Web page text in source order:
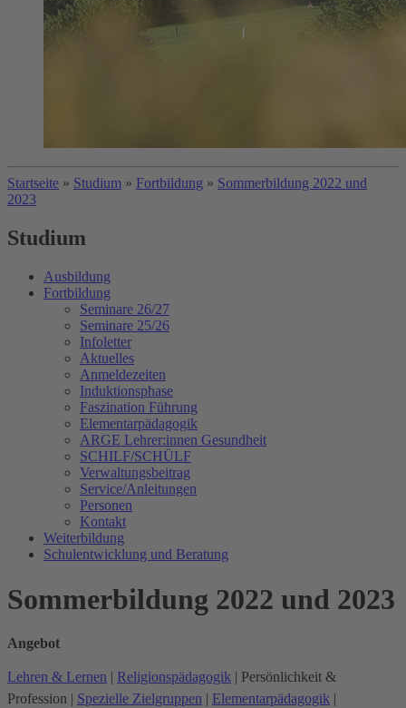
Startseite » Studium » Fortbildung » Sommerbildung 2022 und
2023
Studium
Ausbildung
Fortbildung
Seminare 26/27
Seminare 25/26
Infoletter
Aktuelles
Anmeldezeiten
Induktionsphase
Faszination Führung
Elementarpädagogik
ARGE Lehrer:innen Gesundheit
SCHILF/SCHÜLF
Verwaltungsbeitrag
Service/Anleitungen
Personen
Kontakt
Weiterbildung
Schulentwicklung und Beratung
Sommerbildung 2022 und 2023
Angebot
Lehren & Lernen | Religionspädagogik | Persönlichkeit &
Profession | Spezielle Zielgruppen | Elementarpädagogik |